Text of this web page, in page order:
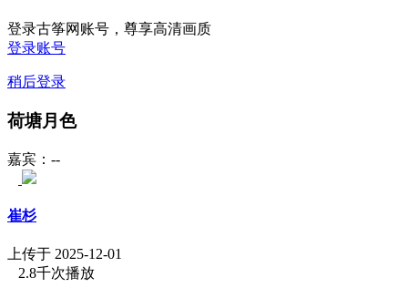
登录古筝网账号，尊享高清画质
登录账号
稍后登录
荷塘月色
嘉宾：--
崔杉
上传于 2025-12-01
2.8千次播放